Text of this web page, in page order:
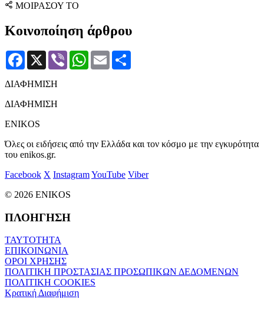
ΜΟΙΡΑΣΟΥ ΤΟ
Κοινοποίηση άρθρου
Facebook
X Viber WhatsApp
Email
ΔΙΑΦΗΜΙΣΗ
ΔΙΑΦΗΜΙΣΗ
ENIKOS
Όλες οι ειδήσεις από την Ελλάδα και τον κόσμο με την εγκυρότητα
του enikos.gr.
Facebook X InstagramYouTube Viber
© 2026 ENIKOS
ΠΛΟΗΓΗΣΗ
ΤΑΥΤΟΤΗΤΑ
ΕΠΙΚΟΙΝΩΝΙΑ
ΟΡΟΙ ΧΡΗΣΗΣ
ΠΟΛΙΤΙΚΗ ΠΡΟΣΤΑΣΙΑΣ ΠΡΟΣΩΠΙΚΩΝ ΔΕΔΟΜΕΝΩΝ
ΠΟΛΙΤΙΚΗ COOKIES
Κρατική Διαφήμιση